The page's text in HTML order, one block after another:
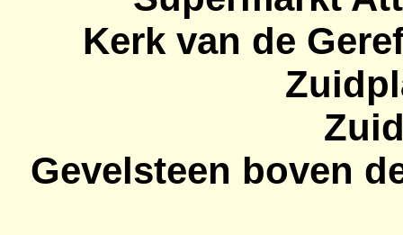
Kerk van de
Gevelsteen boven